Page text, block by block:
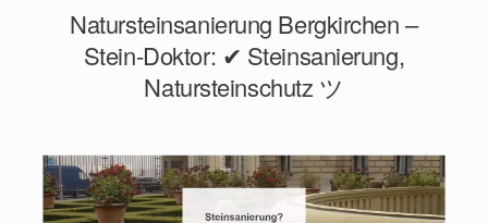
Natursteinsanierung Bergkirchen –
Stein-Doktor: ✔ Steinsanierung,
Natursteinschutz ツ